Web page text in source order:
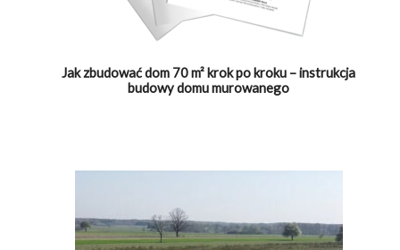
Jak zbudować dom 70 m² krok po kroku – instrukcja
budowy domu murowanego